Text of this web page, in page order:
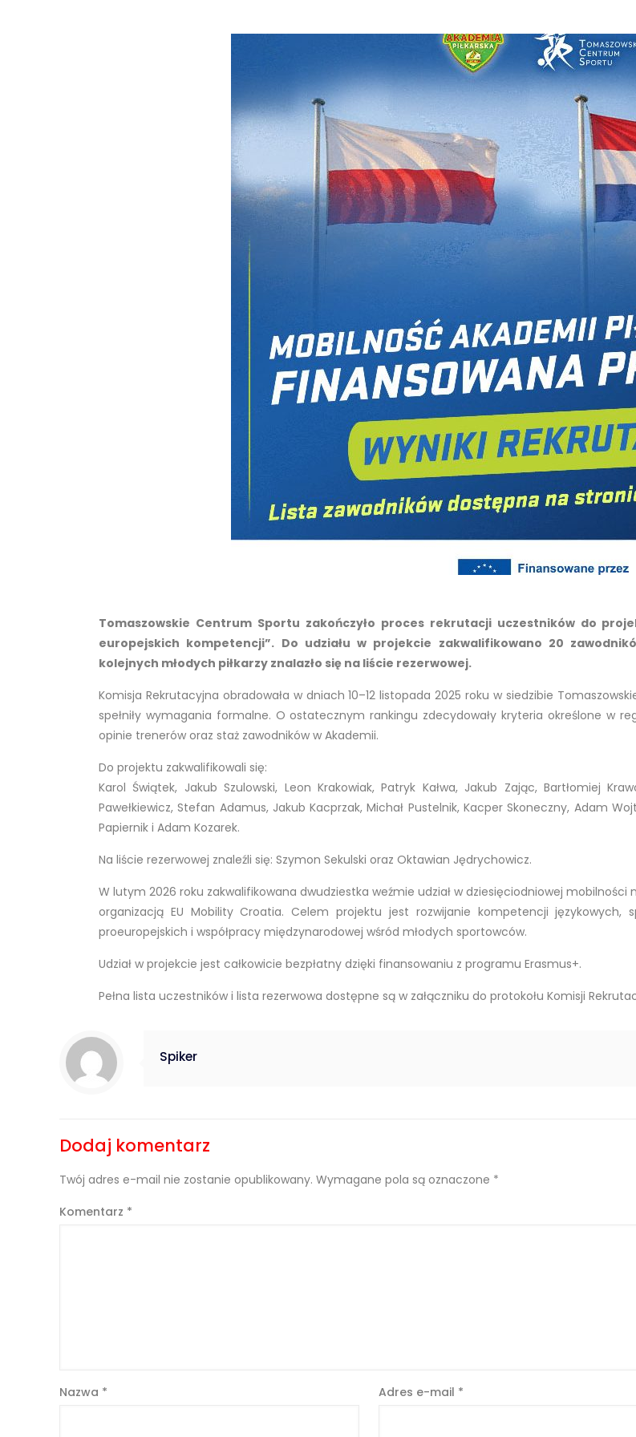
Tomaszowskie Centrum Sportu zakończyło proces rekrutacji uczestników do
europejskich kompetencji”. Do udziału w projekcie zakwalifikowano 20
kolejnych młodych piłkarzy znalazło się na liście rezerwowej.
Komisja Rekrutacyjna obradowała w dniach 10–12 listopada 2025 roku w siedzibie
spełniły wymagania formalne. O ostatecznym rankingu zdecydowały kryteria określone w
opinie trenerów oraz staż zawodników w Akademii.
Do projektu zakwalifikowali się:
Karol Świątek, Jakub Szulowski, Leon Krakowiak, Patryk Kałwa, Jakub Zając, Bartłomiej
Pawełkiewicz, Stefan Adamus, Jakub Kacprzak, Michał Pustelnik, Kacper Skoneczny, Adam
Papiernik i Adam Kozarek.
Na liście rezerwowej znaleźli się: Szymon Sekulski oraz Oktawian Jędrychowicz.
W lutym 2026 roku zakwalifikowana dwudziestka weźmie udział w dziesięciodniowej mobilności
organizacją EU Mobility Croatia. Celem projektu jest rozwijanie kompetencji językowych,
proeuropejskich i współpracy międzynarodowej wśród młodych sportowców.
Udział w projekcie jest całkowicie bezpłatny dzięki finansowaniu z programu Erasmus+.
Pełna lista uczestników i lista rezerwowa dostępne są w załączniku do protokołu Komisji
Spiker
Dodaj komentarz
Twój adres e-mail nie zostanie opublikowany. Wymagane pola są oznaczone *
Komentarz *
Nazwa * Adres e-mail *